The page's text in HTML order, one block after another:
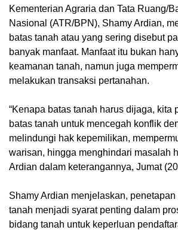
Kementerian Agraria dan Tata Ruang/
Nasional (ATR/BPN), Shamy Ardian,
batas tanah atau yang sering disebut
banyak manfaat. Manfaat itu bukan
keamanan tanah, namun juga
melakukan transaksi pertanahan.
“Kenapa batas tanah harus dijaga, kita
batas tanah untuk mencegah konflik
melindungi hak kepemilikan,
warisan, hingga menghindari masalah
Ardian dalam keterangannya, Jumat
Shamy Ardian menjelaskan,
tanah menjadi syarat penting dalam
bidang tanah untuk keperluan